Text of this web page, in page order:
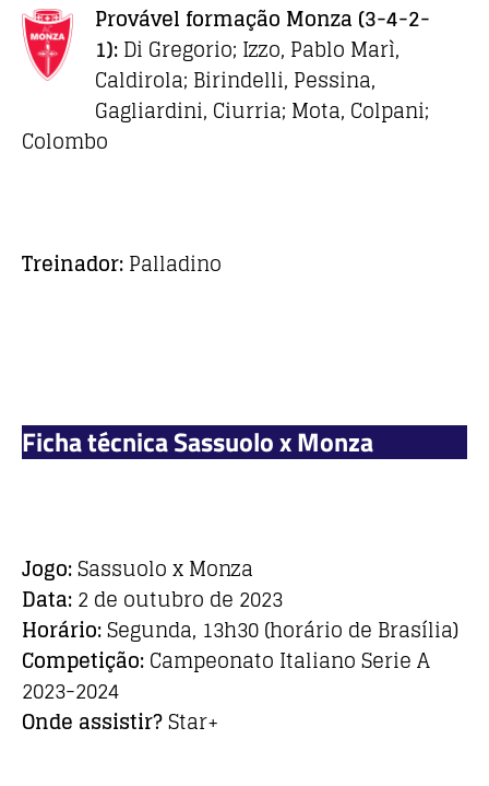
Provável formação Monza (3-4-2-
1):Di Gregorio; Izzo, Pablo Marì,
Caldirola; Birindelli, Pessina,
Gagliardini, Ciurria; Mota, Colpani;
Colombo
Treinador:Palladino
Ficha técnica Sassuolo x Monza
Jogo:Sassuolo x Monza
Data:2 de outubro de 2023
Horário:Segunda, 13h30 (horário de Brasília)
Competição:Campeonato Italiano Serie A
2023-2024
Onde assistir?Star+